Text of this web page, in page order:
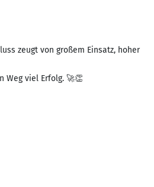
zeugt von großem Einsatz, hoher
Weg viel Erfolg. 🚀👏